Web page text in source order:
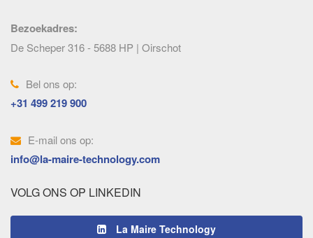
Bezoekadres:
De Scheper 316 - 5688 HP | Oirschot
Bel ons op:
+31 499 219 900
E-mail ons op:
info@la-maire-technology.com
VOLG ONS OP LINKEDIN
La Maire Technology